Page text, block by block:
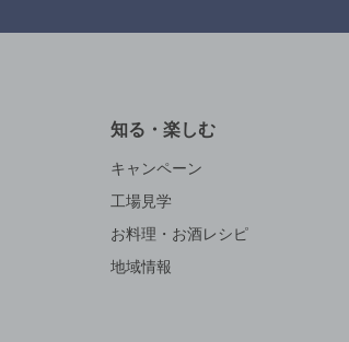
知る・楽しむ
キャンペーン
工場見学
お料理・お酒レシピ
地域情報